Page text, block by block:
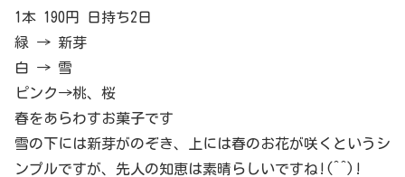
1本 190円 日持ち2日
緑 → 新芽
白 → 雪
ピンク→桃、桜
春をあらわすお菓子です
雪の下には新芽がのぞき、上には春のお花が咲くというシ
ンプルですが、先人の知恵は素晴らしいですね!(^^)!